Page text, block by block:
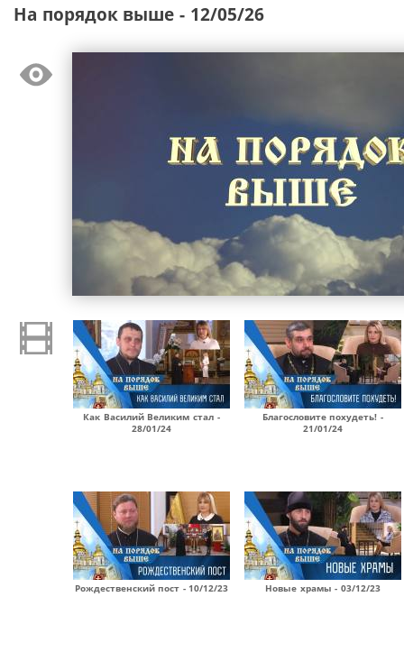
На порядок выше - 12/05/26
Как Василий Великим стал -
28/01/24
Благословите похудеть! -
21/01/24
Рождественский пост - 10/12/23 Новые храмы - 03/12/23